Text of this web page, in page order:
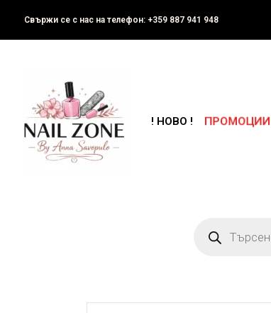
Свържи се с нас на телефон: +359 887 941 948
! НОВО ! ПРОМОЦИИ